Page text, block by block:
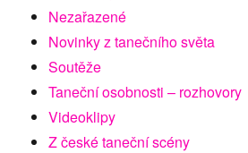
Nezařazené
Novinky z tanečního světa
Soutěže
Taneční osobnosti – rozhovory
Videoklipy
Z české taneční scény